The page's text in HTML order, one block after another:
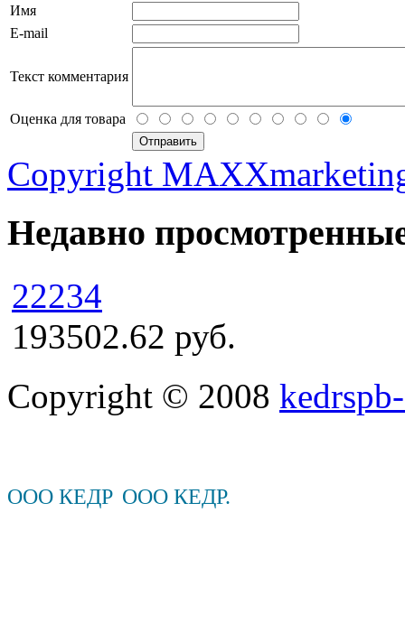
Имя
E-mail
Текст комментария
Оценка для товара
Copyright
Недавно
22234
193502.62 руб.
Copyright © 2008
ООО КЕДР ООО КЕДР.